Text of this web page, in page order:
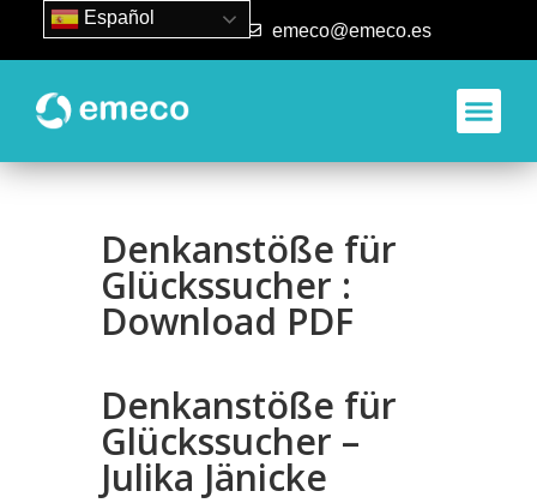
93 840 50 80 emeco@emeco.es
Denkanstöße für
Glückssucher :
Download PDF
Denkanstöße für
Glückssucher –
Julika Jänicke
Español